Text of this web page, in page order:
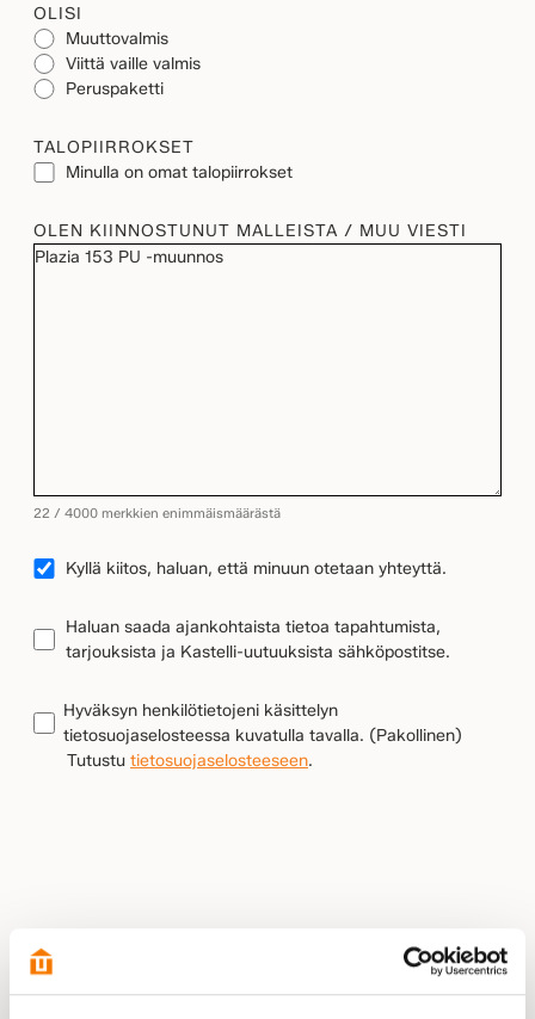
OLISI
Muuttovalmis
Viittä vaille valmis
Peruspaketti
TALOPIIRROKSET
Minulla on omat talopiirrokset
OLEN KIINNOSTUNUT MALLEISTA / MUU VIESTI
22 / 4000 merkkien enimmäismäärästä
YHTEYDENOTTO
Kyllä kiitos, haluan, että minuun otetaan yhteyttä.
UUTISKIRJEEN
TILAUS
Haluan saada ajankohtaista tietoa tapahtumista,
tarjouksista ja Kastelli-uutuuksista sähköpostitse.
TIETOSUOJA(Pakollinen)
Hyväksyn henkilötietojeni käsittelyn
tietosuojaselosteessa kuvatulla tavalla. (Pakollinen)
Tutustu tietosuojaselosteeseen.